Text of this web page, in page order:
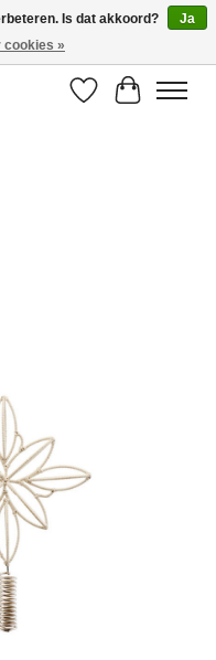
17/8
Verlanglijst
Is dat akkoord?
Ja
cookies »